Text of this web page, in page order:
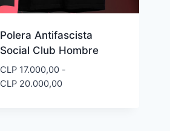
Polera Antifascista
Social Club Hombre
CLP17.000,00 -
CLP20.000,00Rango